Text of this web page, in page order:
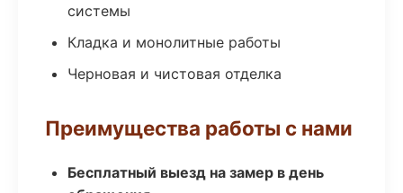
системы
Кладка и монолитные работы
Черновая и чистовая отделка
Преимущества работы с нами
Бесплатный выезд на замер в день